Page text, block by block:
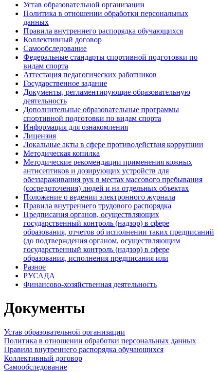
Устав образовательной организации
Политика в отношении обработки персональных
данных
Правила внутреннего распорядка обучающихся
Коллективный договор
Самообследование
Федеральные стандарты спортивной подготовки по
видам спорта
Аттестация педагогических работников
Государственное задание
Документы, регламентирующие образовательную
деятельность
Дополнительные образовательные программы
спортивной подготовки по видам спорта
Информация для ознакомления
Лицензия
Локальные акты в сфере противодействия коррупции
Методическая копилка
Методические рекомендации применения кожных
антисептиков и дозирующих устройств для
обеззараживания рук в местах массового пребывания
(сосредоточения) людей и на отдельных объектах
Положение о ведении электронного журнала
Правила внутреннего трудового распорядка
Предписания органов, осуществляющих
государственный контроль (надзор) в сфере
образования, отчетов об исполнении таких предписаний
(до подтверждения органом, осуществляющим
государственный контроль (надзор) в сфере
образования, исполнения предписания или
Разное
РУСАДА
Финансово-хозяйственная деятельность
Документы
Устав образовательной организации
Политика в отношении обработки персональных данных
Правила внутреннего распорядка обучающихся
Коллективный договор
Самообследование